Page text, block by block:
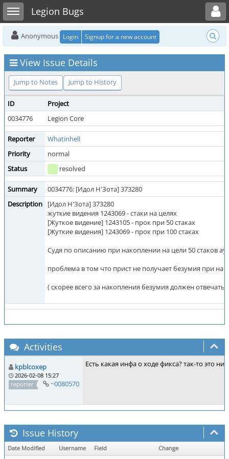
Toggle sidebarLegion Bugs
Toggle user menu
Anonymous Login Signup for a new account
View Issue Details
Jump to Notes Jump to History
ID
Project
0034776
Legion Core
Reporter
Whatinhell
Priority
normal
Status
resolved
Summary
0034776: [Идол Н'Зота] 373280
Description
[Идол Н'Зота] 373280
жуткие видения 1243069 - стаки на целях
[Жуткое видение] 1243105 - прок при 50 стаках
[Жуткие видения] 1243069 - прок при 100 стаках
Судя по описанию при накоплении на цели 50 стаков
проблема в том что прист не получает безумия при
( скорее всего за накопления безумия должен отвечать
Activities
kpblcoxep
2026-02-08 15:27
reporter
~0080570
Есть какая инфа о ходе фикса? так-то это
Issue History
Date Modified Username Field
Change